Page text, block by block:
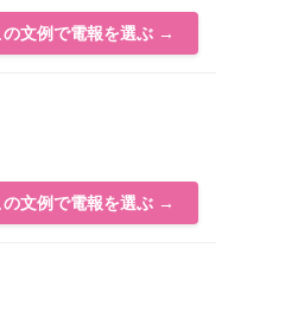
の文例で電報を選ぶ →
の文例で電報を選ぶ →